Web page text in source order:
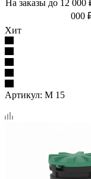
На заказы до 12 000
000
Хит
Артикул: M 15